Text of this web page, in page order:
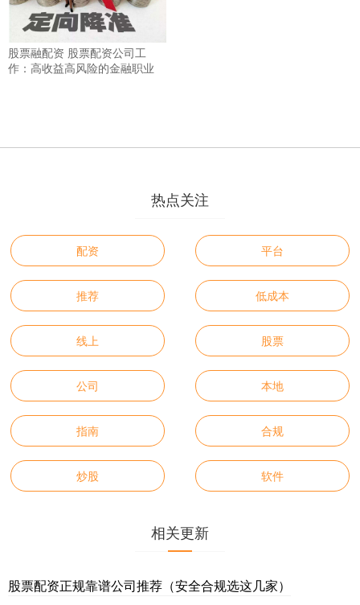
股票融配资 股票配资公司工
作：高收益高风险的金融职业
热点关注
配资 平台
推荐 低成本
线上 股票
公司 本地
指南 合规
炒股 软件
相关更新
股票配资正规靠谱公司推荐（安全合规选这几家）